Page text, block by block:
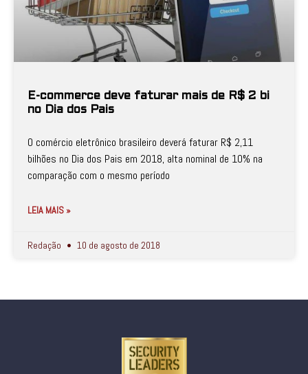
E-commerce deve faturar mais de R$ 2 bi
no Dia dos Pais
O comércio eletrônico brasileiro deverá faturar R$ 2,11
bilhões no Dia dos Pais em 2018, alta nominal de 10% na
comparação com o mesmo período
LEIA MAIS »
Redação 10 de agosto de 2018